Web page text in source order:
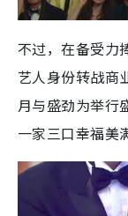
不过，在备受力
艺人身份转战商
月与盛劲为举行
一家三口幸福美